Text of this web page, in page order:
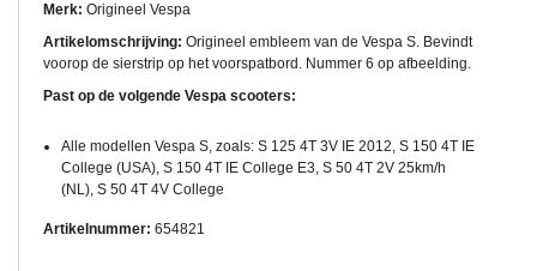
Merk: Origineel Vespa
Artikelomschrijving: Origineel embleem van de Vespa S. Bevindt
voorop de sierstrip op het voorspatbord. Nummer 6 op afbeelding.
Past op de volgende Vespa scooters:
Alle modellen Vespa S, zoals: S 125 4T 3V IE 2012, S 150 4T IE
College (USA), S 150 4T IE College E3, S 50 4T 2V 25km/h
(NL), S 50 4T 4V College
Artikelnummer: 654821